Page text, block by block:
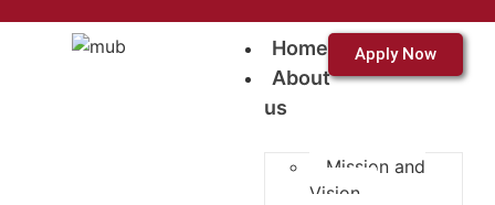
Home
About
us
Mission and
Vision
Apply Now